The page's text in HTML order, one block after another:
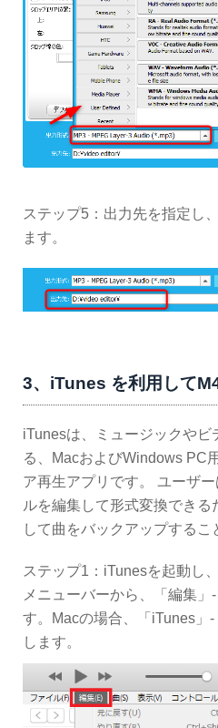
ステップ5：出力先を指定し
ます。
3、iTunes を利用して
iTunesは、ミュージックやビ
る、MacおよびWindows PC
ア再生アプリです。 ユーザ
ルを編集して形式変換できる
して曲をバックアップするこ
ステップ1：iTunesを起動し
メニューバーから、「編集」
す。Macの場合、「iTunes」
します。